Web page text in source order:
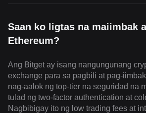
Saan ko ligtas na maiimbak
Ethereum?
Ang Bitget ay isang nangungunang
exchange para sa pagbili at pag-
nag-aalok ng top-tier na seguridad na
tulad ng two-factor authentication at
Nagbibigay ito ng low trading fees at